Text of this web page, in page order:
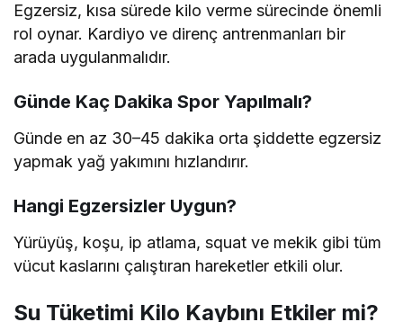
Egzersiz, kısa sürede kilo verme sürecinde önemli
rol oynar. Kardiyo ve direnç antrenmanları bir
arada uygulanmalıdır.
Günde Kaç Dakika Spor Yapılmalı?
Günde en az 30–45 dakika orta şiddette egzersiz
yapmak yağ yakımını hızlandırır.
Hangi Egzersizler Uygun?
Yürüyüş, koşu, ip atlama, squat ve mekik gibi tüm
vücut kaslarını çalıştıran hareketler etkili olur.
Su Tüketimi Kilo Kaybını Etkiler mi?